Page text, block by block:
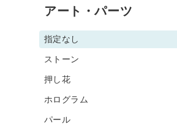
アート・パーツ
指定なし
ストーン
押し花
ホログラム
パール